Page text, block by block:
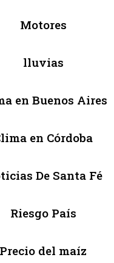
Motores
lluvias
en Buenos Aires
en Córdoba
De Santa Fé
Riesgo País
Precio del maíz